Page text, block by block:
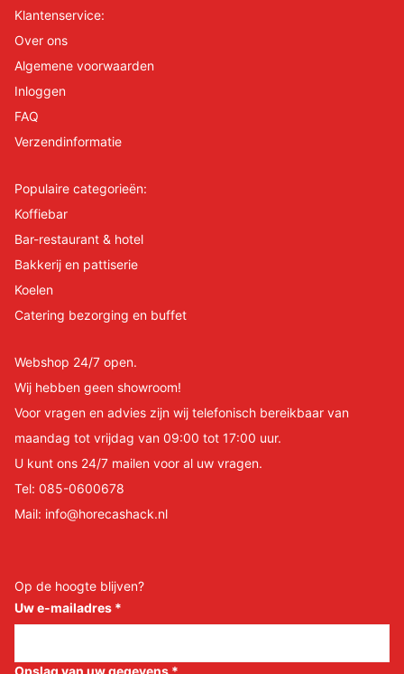
Klantenservice:
Over ons
Algemene voorwaarden
Inloggen
FAQ
Verzendinformatie
Populaire categorieën:
Koffiebar
Bar-restaurant & hotel
Bakkerij en pattiserie
Koelen
Catering bezorging en buffet
Webshop 24/7 open.
Wij hebben geen showroom!
Voor vragen en advies zijn wij telefonisch bereikbaar van
maandag tot vrijdag van 09:00 tot 17:00 uur.
U kunt ons 24/7 mailen voor al uw vragen.
Tel: 085-0600678
Mail: info@horecashack.nl
Op de hoogte blijven?
Uw e-mailadres *
Opslag van uw gegevens *